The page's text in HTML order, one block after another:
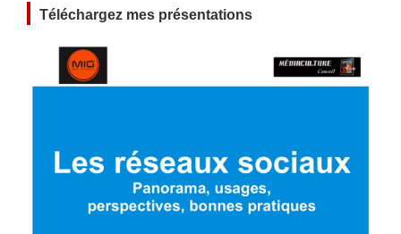
Téléchargez mes présentations